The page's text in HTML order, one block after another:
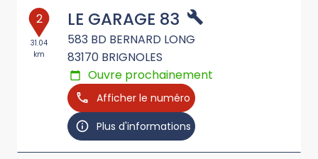
2
31.04
km
LE GARAGE 83
583 BD BERNARD LONG
83170 BRIGNOLES
Ouvre prochainement
Afficher le numéro
Plus d'informations